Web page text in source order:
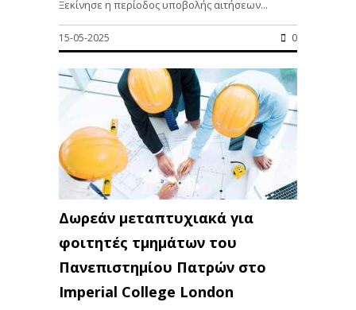
Ξεκίνησε η περίοδος υποβολής αιτήσεων...
15-05-2025 0
Δωρεάν μεταπτυχιακά για
φοιτητές τμημάτων του
Πανεπιστημίου Πατρών στο
Imperial College London